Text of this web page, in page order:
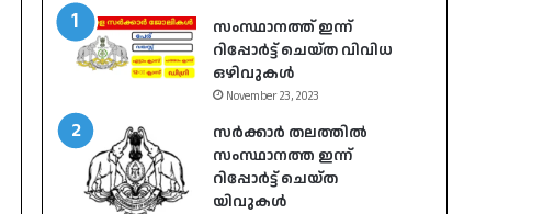
സംസ്ഥാനത്ത് ഇന്ന്
റിപ്പോർട്ട് ചെയ്ത വിവിധ
ഒഴിവുകൾ
November 23, 2023
സർക്കാർ തലത്തിൽ
സംസ്ഥാനത്ത ഇന്ന്
റിപ്പോർട്ട് ചെയ്ത
യിവുകൾ